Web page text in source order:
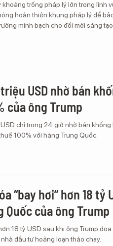
trống pháp lý lớn trong lĩnh
hoàn thiện khung pháp lý để
minh bạch cho đổi mới sáng tạo.
USD nhờ bán
của ông Trump
chỉ trong 24 giờ nhờ bán khống
100% với hàng Trung Quốc.
“bay hơi” hơn 18 tỷ
Quốc của ông Trump
18 tỷ USD sau khi ông Trump
đầu tư hoảng loạn tháo chạy.